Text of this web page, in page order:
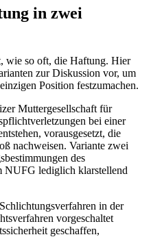
in zwei
wie so oft, die Haftung. Hier
zur Diskussion vor, um
Position festzumachen.
Muttergesellschaft für
bei einer
vorausgesetzt, die
nachweisen. Variante zwei
des
NUFG lediglich klarstellend
in der
vorgeschaltet
geschaffen,